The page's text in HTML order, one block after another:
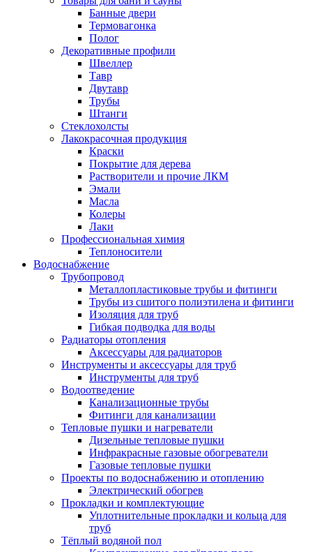
Банные двери
Термовагонка
Полог
Декоративные профили
Швеллер
Тавр
Двутавр
Трубы
Штанги
Стеклохолсты
Лакокрасочная продукция
Краски
Покрытие для дерева
Растворители и прочие ЛКМ
Эмали
Масла
Колеры
Лаки
Профессиональная химия
Теплоносители
Водоснабжение
Трубопровод
Металлопластиковые трубы и фитинги
Трубы из сшитого полиэтилена и фитинги
Изоляция для труб
Гибкая подводка для воды
Радиаторы отопления
Аксессуары для радиаторов
Инструменты и аксессуары для труб
Инструменты для труб
Водоотведение
Канализационные трубы
Фитинги для канализации
Тепловые пушки и нагреватели
Дизельные тепловые пушки
Инфракрасные газовые обогреватели
Газовые тепловые пушки
Проекты по водоснабжению и отоплению
Электрический обогрев
Прокладки и комплектующие
Уплотнительные прокладки и кольца для
труб
Тёплый водяной пол